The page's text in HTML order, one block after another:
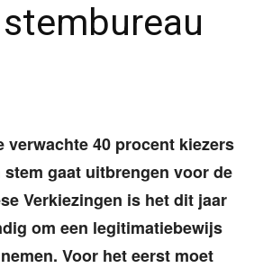
verwachte 40 procent kiezers
stem gaat uitbrengen voor de
Verkiezingen is het dit jaar
om een legitimatiebewijs
Voor het eerst moet